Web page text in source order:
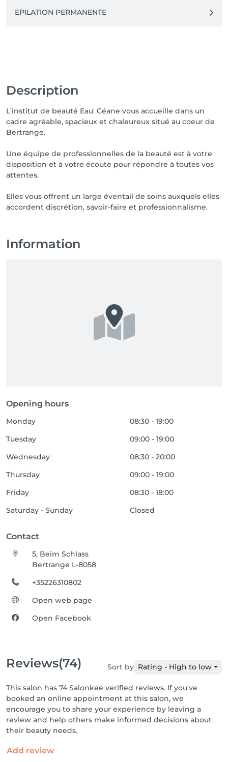
EPILATION PERMANENTE
Description
L'institut de beauté Eau' Céane vous accueille dans un
cadre agréable, spacieux et chaleureux situé au coeur de
Bertrange.
Une équipe de professionnelles de la beauté est à votre
disposition et à votre écoute pour répondre à toutes vos
attentes.
Elles vous offrent un large éventail de soins auxquels elles
accordent discrétion, savoir-faire et professionnalisme.
Information
Opening hours
Monday
08:30 - 19:00
Tuesday
09:00 - 19:00
Wednesday
08:30 - 20:00
Thursday
09:00 - 19:00
Friday
08:30 - 18:00
Saturday - Sunday
Closed
Contact
5, Beim Schlass
Bertrange L-8058
+35226310802
Open web page
Open Facebook
Reviews(74) Sort by Rating - High to low
This salon has 74 Salonkee verified reviews. If you've
booked an online appointment at this salon, we
encourage you to share your experience by leaving a
review and help others make informed decisions about
their beauty needs.
Add review